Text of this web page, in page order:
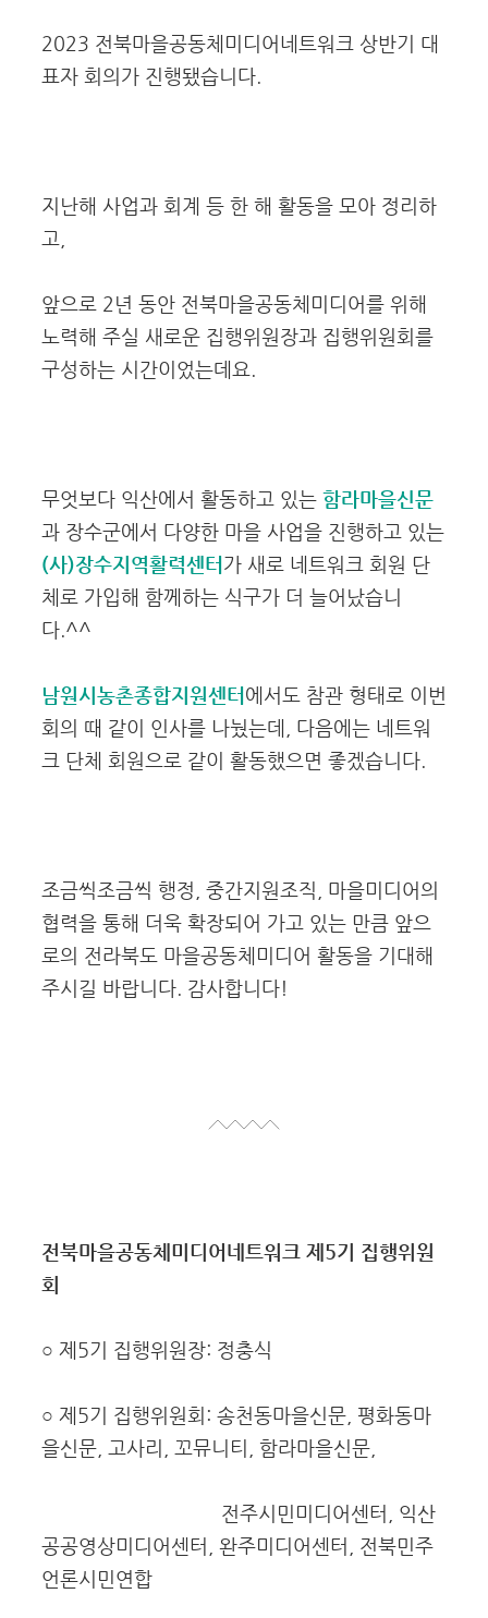
2023 전북마을공동체미디어네트워크 상반기 대
표자 회의가 진행됐습니다.
지난해 사업과 회계 등 한 해 활동을 모아 정리하
고,
앞으로 2년 동안 전북마을공동체미디어를 위해
노력해 주실 새로운 집행위원장과 집행위원회를
구성하는 시간이었는데요.
무엇보다 익산에서 활동하고 있는 함라마을신문
과 장수군에서 다양한 마을 사업을 진행하고 있는
(사)장수지역활력센터 가 새로 네트워크 회원 단
체로 가입해 함께하는 식구가 더 늘어났습니
다.^^
남원시농촌종합지원센터 에서도 참관 형태로 이번
회의 때 같이 인사를 나눴는데, 다음에는 네트워
크 단체 회원으로 같이 활동했으면 좋겠습니다.
조금씩조금씩 행정, 중간지원조직, 마을미디어의
협력을 통해 더욱 확장되어 가고 있는 만큼 앞으
로의 전라북도 마을공동체미디어 활동을 기대해
주시길 바랍니다. 감사합니다!
전북마을공동체미디어네트워크 제5기 집행위원
회
○ 제5기 집행위원장: 정충식
○ 제5기 집행위원회: 송천동마을신문, 평화동마
을신문, 고사리, 꼬뮤니티, 함라마을신문,
전주시민미디어센터, 익산
공공영상미디어센터, 완주미디어센터, 전북민주
언론시민연합